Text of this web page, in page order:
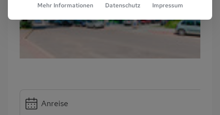
Anreise
Mehr Informationen Datenschutz Impressum